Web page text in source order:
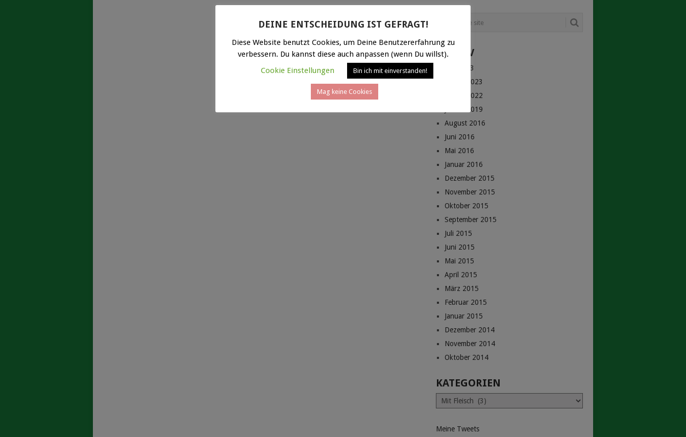
ARCHIV
Mai 2023
Januar 2023
Januar 2022
Januar 2019
August 2016
Juni 2016
Mai 2016
Januar 2016
Dezember 2015
November 2015
Oktober 2015
September 2015
Juli 2015
Juni 2015
Mai 2015
April 2015
März 2015
Februar 2015
Januar 2015
Dezember 2014
November 2014
Oktober 2014
KATEGORIEN
Kategorien
Meine Tweets
DEINE ENTSCHEIDUNG IST GEFRAGT!
Diese Website benutzt Cookies, um Deine Benutzererfahrung zu
verbessern. Du kannst diese auch anpassen (wenn Du willst).
Cookie Einstellungen
Bin ich mit einverstanden!
Mag keine Cookies